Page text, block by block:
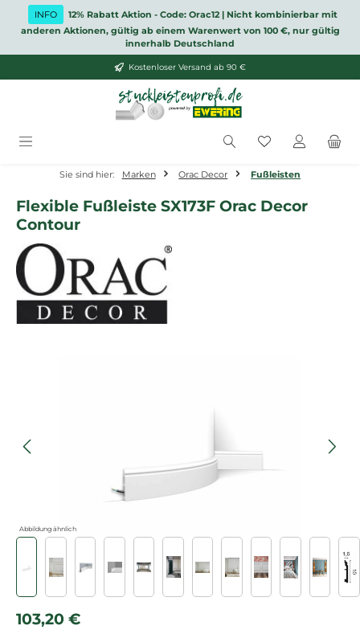
Zum Hauptinhalt springen
INFO
12% Rabatt Aktion - Code: Orac12 | Nicht kombinierbar mit
anderen Aktionen, gültig ab einem Warenwert von 100 €, nur gültig
innerhalb Deutschland
Kostenloser Versand ab 90 €
Du hast 0
Sie sind hier: Marken Orac Decor Fußleisten
Flexible Fußleiste SX173F Orac Decor
Contour
Abbildung ähnlich
Regulärer Preis:
103,20 €